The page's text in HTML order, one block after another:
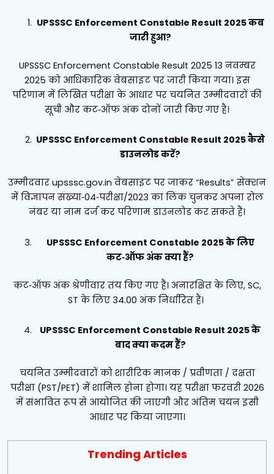
UPSSSC Enforcement Constable Result 2025 कब
जारी हुआ?
UPSSSC Enforcement Constable Result 2025 13 नवम्बर
2025 को आधिकारिक वेबसाइट पर जारी किया गया। इस
परिणाम में लिखित परीक्षा के आधार पर चयनित उम्मीदवारों की
सूची और कट‑ऑफ अंक दोनों जारी किए गए है।
UPSSSC Enforcement Constable Result 2025 कैसे
डाउनलोड करें?
उम्मीदवार upsssc.gov.in वेबसाइट पर जाकर “Results” सेक्शन
में विज्ञापन संख्या‑04‑परीक्षा/2023 का लिंक चुनकर अपना रोल
नंबर या नाम दर्ज कर परिणाम डाउनलोड कर सकते हैं।
UPSSSC Enforcement Constable 2025 के लिए
कट‑ऑफ अंक क्या हैं?
कट‑ऑफ अंक श्रेणीवार तय किए गए हैं। अनारक्षित के लिए, SC,
ST के लिए 34.00 अंक निर्धारित हैं।
UPSSSC Enforcement Constable Result 2025 के
बाद क्या कदम हैं?
चयनित उम्मीदवारों को शारीरिक मानक / प्रवीणता / दक्षता
परीक्षा (PST/PET) में शामिल होना होगा। यह परीक्षा फरवरी 2026
में संभावित रूप से आयोजित की जाएगी और अंतिम चयन इसी
आधार पर किया जाएगा।
Trending Articles